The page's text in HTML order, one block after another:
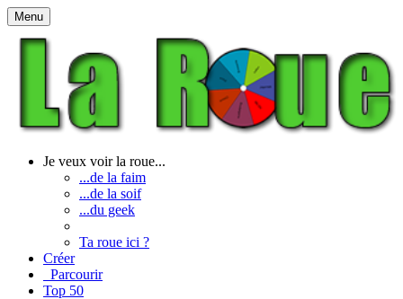
Menu
Je veux voir la roue...
...de la faim
...de la soif
...du geek
Ta roue ici ?
Créer
Parcourir
Top 50